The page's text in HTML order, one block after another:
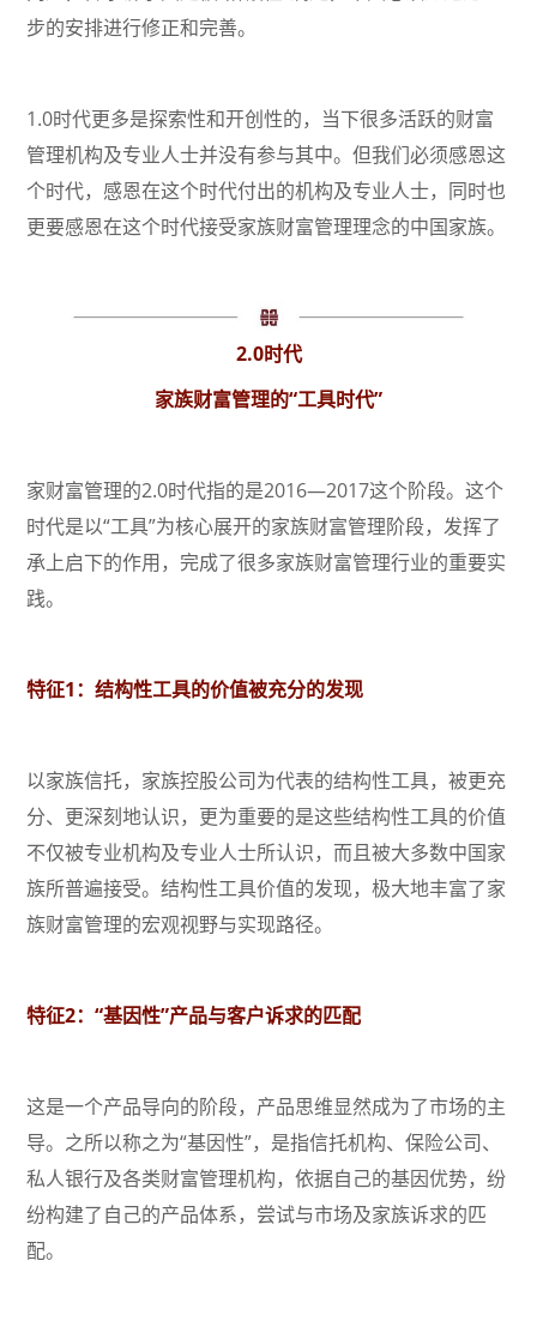
步的安排进行修正和完善。
1.0时代更多是探索性和开创性的，当下很多活跃的财富
管理机构及专业人士并没有参与其中。但我们必须感恩这
个时代，感恩在这个时代付出的机构及专业人士，同时也
更要感恩在这个时代接受家族财富管理理念的中国家族。
2.0时代
家族财富管理的“工具时代”
家财富管理的2.0时代指的是2016—2017这个阶段。这个
时代是以“工具”为核心展开的家族财富管理阶段，发挥了
承上启下的作用，完成了很多家族财富管理行业的重要实
践。
特征1：结构性工具的价值被充分的发现
以家族信托，家族控股公司为代表的结构性工具，被更充
分、更深刻地认识，更为重要的是这些结构性工具的价值
不仅被专业机构及专业人士所认识，而且被大多数中国家
族所普遍接受。结构性工具价值的发现，极大地丰富了家
族财富管理的宏观视野与实现路径。
特征2：“基因性”产品与客户诉求的匹配
这是一个产品导向的阶段，产品思维显然成为了市场的主
导。之所以称之为“基因性”，是指信托机构、保险公司、
私人银行及各类财富管理机构，依据自己的基因优势，纷
纷构建了自己的产品体系，尝试与市场及家族诉求的匹
配。